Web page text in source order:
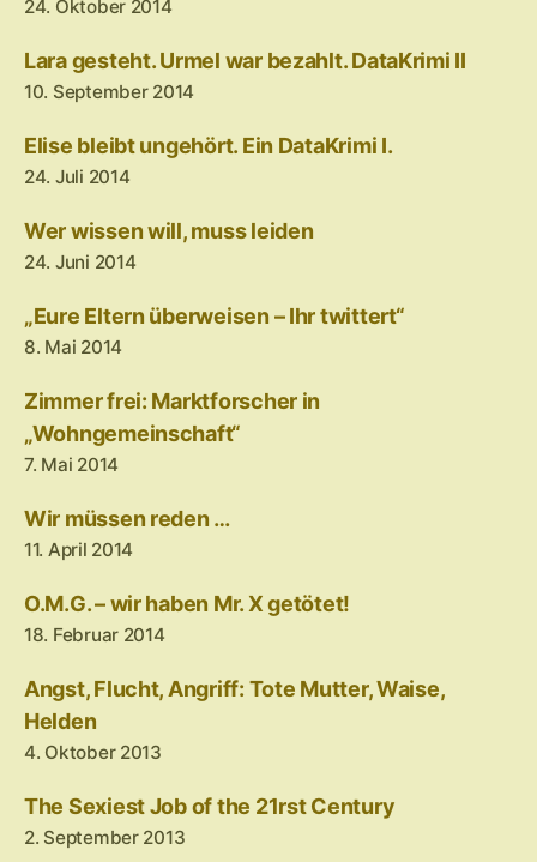
24. Oktober 2014
Lara gesteht. Urmel war bezahlt. DataKrimi II
10. September 2014
Elise bleibt ungehört. Ein DataKrimi I.
24. Juli 2014
Wer wissen will, muss leiden
24. Juni 2014
„Eure Eltern überweisen – Ihr twittert“
8. Mai 2014
Zimmer frei: Marktforscher in
„Wohngemeinschaft“
7. Mai 2014
Wir müssen reden …
11. April 2014
O.M.G. – wir haben Mr. X getötet!
18. Februar 2014
Angst, Flucht, Angriff: Tote Mutter, Waise,
Helden
4. Oktober 2013
The Sexiest Job of the 21rst Century
2. September 2013